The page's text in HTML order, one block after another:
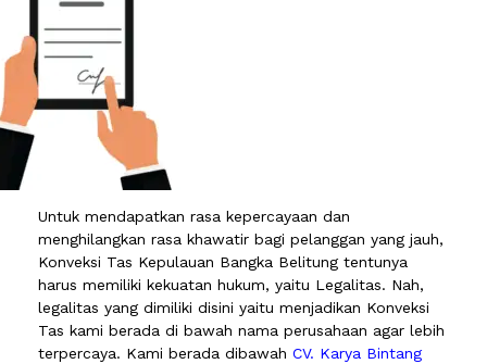
Untuk mendapatkan rasa kepercayaan dan
menghilangkan rasa khawatir bagi pelanggan yang jauh,
Konveksi Tas Kepulauan Bangka Belitung tentunya
harus memiliki kekuatan hukum, yaitu Legalitas. Nah,
legalitas yang dimiliki disini yaitu menjadikan Konveksi
Tas kami berada di bawah nama perusahaan agar lebih
terpercaya. Kami berada dibawah CV. Karya Bintang